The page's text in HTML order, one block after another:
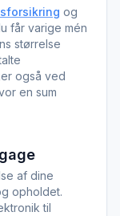
og
får varige mén
størrelse
også ved
en sum
af dine
opholdet.
til